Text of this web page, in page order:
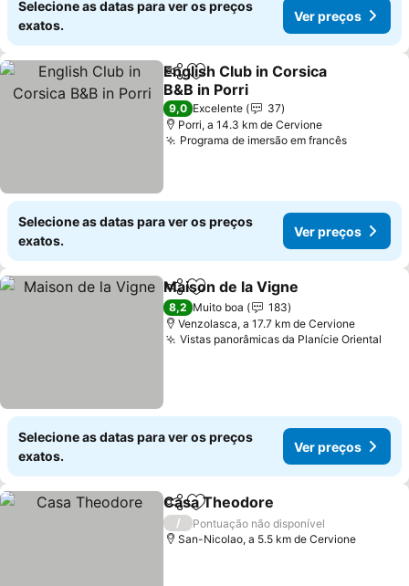
Selecione as datas para ver os preços
exatos.
Ver preços
PartilharAdicionar aos favoritos
English Club in Corsica
B&B in Porri
9,0 Excelente
37
Porri, a 14.3 km de Cervione
Programa de imersão em francês
Selecione as datas para ver os preços
exatos.
Ver preços
PartilharAdicionar aos favoritos
Maison de la Vigne
8,2 Muito boa
183
Venzolasca, a 17.7 km de Cervione
Vistas panorâmicas da Planície Oriental
Selecione as datas para ver os preços
exatos.
Ver preços
PartilharAdicionar aos favoritos
Casa Theodore
/
Pontuação não disponível
San-Nicolao, a 5.5 km de Cervione